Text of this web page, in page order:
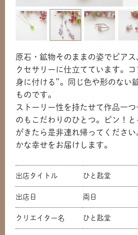
原石・鉱物そのままの姿でピア
クセサリーに仕立てています。
身に付ける”。同じ色や形のない
ものです。
ストーリー性を持たせて作品一
のもこだわりのひとつ。ピン！
がきたら是非連れ帰ってくださ
かな幸せをお届けします。
出店タイトル ひと匙堂
出店日 両日
クリエイター名 ひと匙堂